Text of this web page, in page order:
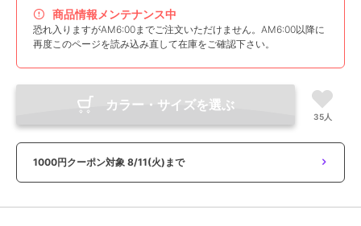
商品情報メンテナンス中
恐れ入りますがAM6:00までご注文いただけません。AM6:00以降に
再度このページを読み込み直して在庫をご確認下さい。
カラー・サイズを選ぶ
35人
1000円クーポン対象 8/11(火)まで